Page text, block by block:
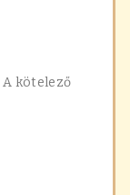
A kötelező